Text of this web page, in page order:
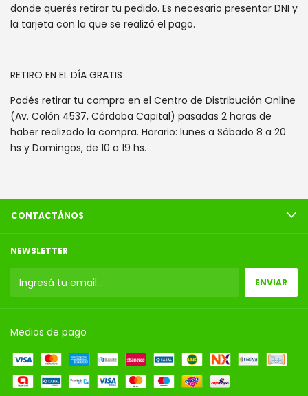
donde querés retirar tu pedido. Es necesario presentar DNI y
la tarjeta con la que se realizó el pago.
RETIRO EN EL DÍA GRATIS
Podés retirar tu compra en el Centro de Distribución Online
(Av. Colón 4537, Córdoba Capital) pasadas 2 horas de
haber realizado la compra. Horario: lunes a Sábado 8 a 20
hs y Domingos, de 10 a 19 hs.
CONTACTÁNOS
NEWSLETTER
Medios de pago